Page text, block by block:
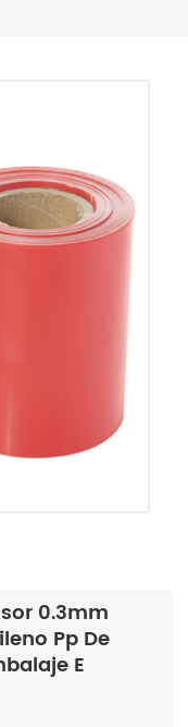
0.3mm
Pp De
E